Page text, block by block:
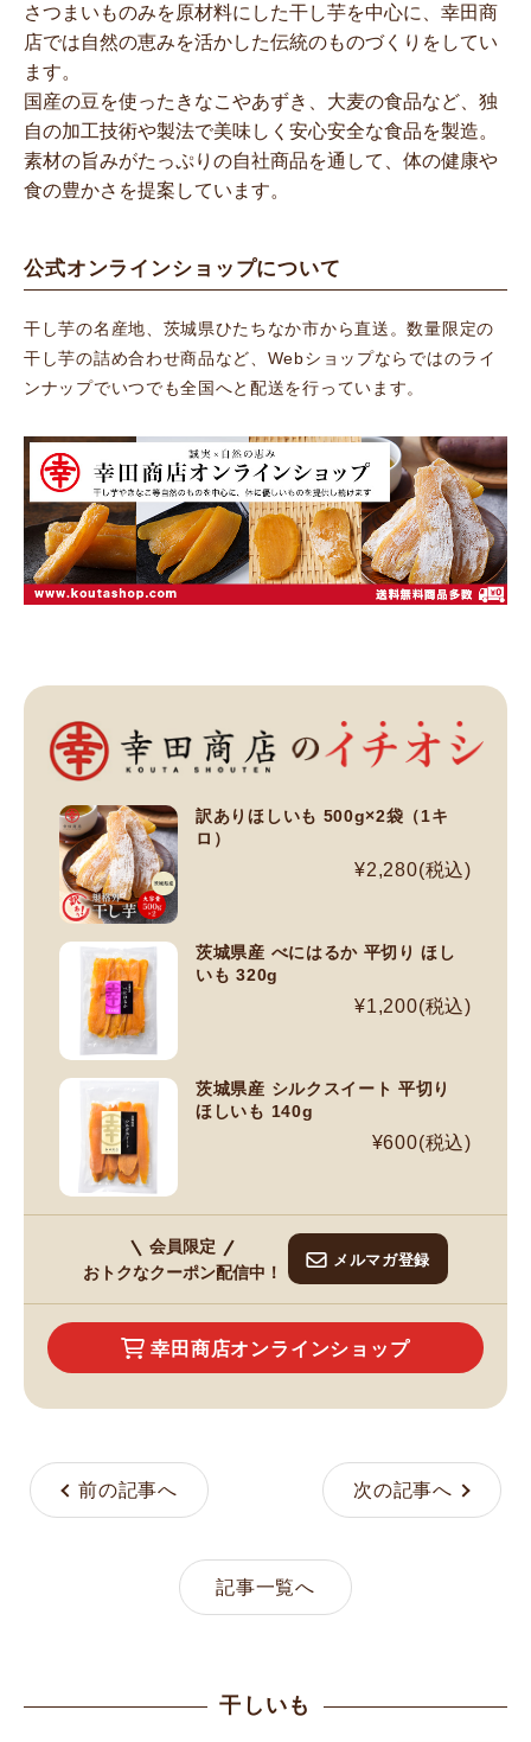
さつまいものみを原材料にした干し芋を中心に、幸田商
店では自然の恵みを活かした伝統のものづくりをしてい
ます。
国産の豆を使ったきなこやあずき、大麦の食品など、独
自の加工技術や製法で美味しく安心安全な食品を製造。
素材の旨みがたっぷりの自社商品を通して、体の健康や
食の豊かさを提案しています。
公式オンラインショップについて
干し芋の名産地、茨城県ひたちなか市から直送。数量限定の
干し芋の詰め合わせ商品など、Webショップならではのライ
ンナップでいつでも全国へと配送を行っています。
訳ありほしいも 500g×2袋（1キ
ロ）
¥2,280(税込)
茨城県産 べにはるか 平切り ほし
いも 320g
¥1,200(税込)
茨城県産 シルクスイート 平切り
ほしいも 140g
¥600(税込)
会員限定
おトクなクーポン配信中！
メルマガ登録
幸田商店オンラインショップ
前の記事へ 次の記事へ
記事一覧へ
干しいも